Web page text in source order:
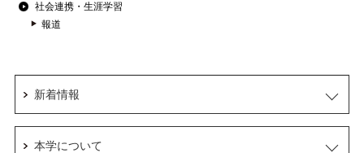
社会連携・生涯学習
報道
新着情報
本学について